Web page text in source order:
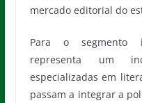
mercado editorial do
Para o segmento
representa um
especializadas em
passam a integrar a